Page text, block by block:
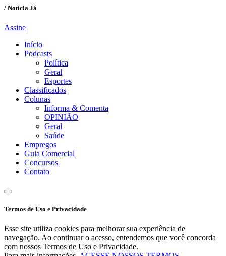
/ Notícia Já
Assine
Início
Podcasts
Política
Geral
Esportes
Classificados
Colunas
Informa & Comenta
OPINIÃO
Geral
Saúde
Empregos
Guia Comercial
Concursos
Contato
Termos de Uso e Privacidade
Esse site utiliza cookies para melhorar sua experiência de
navegação. Ao continuar o acesso, entendemos que você concorda
com nossos Termos de Uso e Privacidade.